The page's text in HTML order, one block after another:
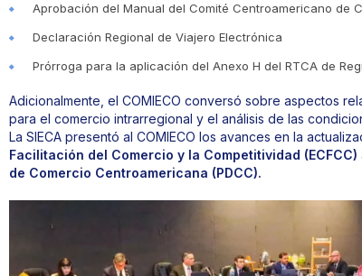
Aprobación del Manual del Comité Centroamericano de
Declaración Regional de Viajero Electrónica
Prórroga para la aplicación del Anexo H del RTCA de
Adicionalmente, el COMIECO conversó sobre aspectos
para el comercio intrarregional y el análisis de las
La SIECA presentó al COMIECO los avances en la
Facilitación del Comercio y la Competitividad (ECFCC)
de Comercio Centroamericana (PDCC).